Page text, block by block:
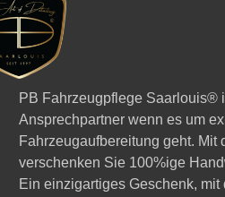
PB Fahrzeugpflege Saarlouis®
Ansprechpartner wenn es um
Fahrzeugaufbereitung geht. Mit
verschenken Sie 100%ige
Ein einzigartiges Geschenk,